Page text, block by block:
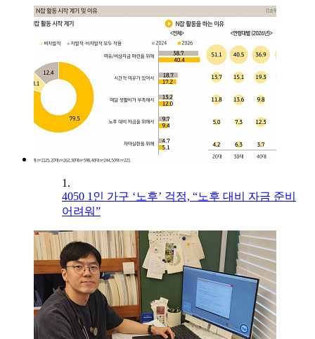
1.
4050 1인 가구 ‘노후’ 걱정, “노후 대비 자금 준비
어려워”